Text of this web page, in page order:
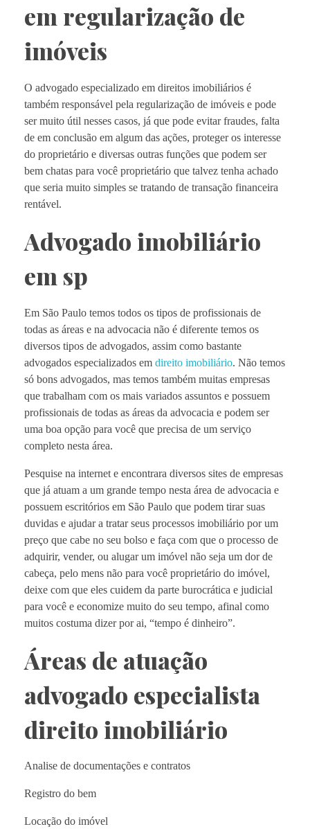
em regularização de
imóveis
O advogado especializado em direitos imobiliários é
também responsável pela regularização de imóveis e pode
ser muito útil nesses casos, já que pode evitar fraudes, falta
de em conclusão em algum das ações, proteger os interesse
do proprietário e diversas outras funções que podem ser
bem chatas para você proprietário que talvez tenha achado
que seria muito simples se tratando de transação financeira
rentável.
Advogado imobiliário
em sp
Em São Paulo temos todos os tipos de profissionais de
todas as áreas e na advocacia não é diferente temos os
diversos tipos de advogados, assim como bastante
advogados especializados em direito imobiliário. Não temos
só bons advogados, mas temos também muitas empresas
que trabalham com os mais variados assuntos e possuem
profissionais de todas as áreas da advocacia e podem ser
uma boa opção para você que precisa de um serviço
completo nesta área.
Pesquise na internet e encontrara diversos sites de empresas
que já atuam a um grande tempo nesta área de advocacia e
possuem escritórios em São Paulo que podem tirar suas
duvidas e ajudar a tratar seus processos imobiliário por um
preço que cabe no seu bolso e faça com que o processo de
adquirir, vender, ou alugar um imóvel não seja um dor de
cabeça, pelo mens não para você proprietário do imóvel,
deixe com que eles cuidem da parte burocrática e judicial
para você e economize muito do seu tempo, afinal como
muitos costuma dizer por ai, “tempo é dinheiro”.
Áreas de atuação
advogado especialista
direito imobiliário
Analise de documentações e contratos
Registro do bem
Locação do imóvel